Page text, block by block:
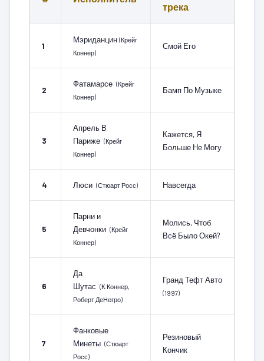
трека
1
Мэриданцин (Крейг
Коннер)
Смой Его
2
Фатамарсе (Крейг
Коннер)
Бамп По Музыке
3
Апрель В
Париже (Крейг
Коннер)
Кажется, Я
Больше Не Могу
4 Люси (Стюарт Росс) Навсегда
5
Парни и
Девчонки (Крейг
Коннер)
Молись, Чтоб
Всё Было Окей?
6
Да
Шутас (К.Коннер,
Роберт ДеНегро)
Гранд Тефт Авто
(1997)
7
Фанковые
Минеты (Стюарт
Росс)
Резиновый
Кончик